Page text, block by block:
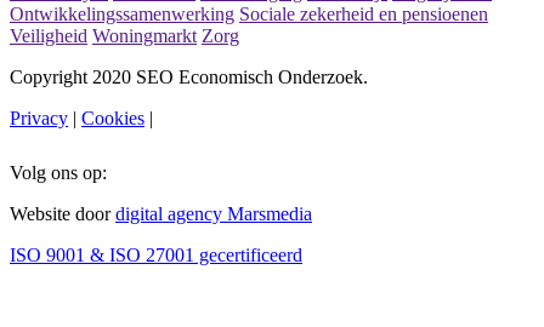
Ontwikkelingssamenwerking Sociale zekerheid en pensioenen
Veiligheid Woningmarkt Zorg
Copyright 2020 SEO Economisch Onderzoek.
Privacy | Cookies |
Volg ons op:
Website doordigital agency Marsmedia
ISO 9001 & ISO 27001 gecertificeerd